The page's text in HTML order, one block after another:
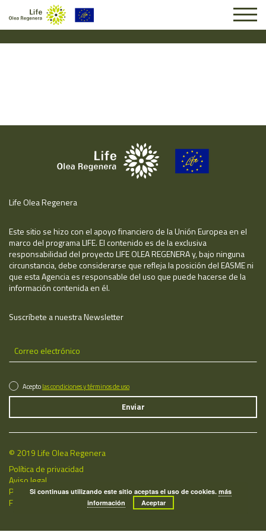
Solicitud #24906
Life Olea Regenera
Este sitio se hizo con el apoyo financiero de la Unión Europea en el
marco del programa LIFE. El contenido es de la exclusiva
responsabilidad del proyecto LIFE OLEA REGENERA y, bajo ninguna
circunstancia, debe considerarse que refleja la posición del EASME ni
que esta Agencia es responsable del uso que puede hacerse de la
información contenida en él.
Suscríbete a nuestra Newsletter
Aceptolas condiciones y términos de uso
© 2019 Life Olea Regenera
Política de privacidad
Aviso legal
Política de cookies
Fecha de última actualización: 07/08/2026
Si continuas utilizando este sitio aceptas el uso de cookies.más
información
Aceptar